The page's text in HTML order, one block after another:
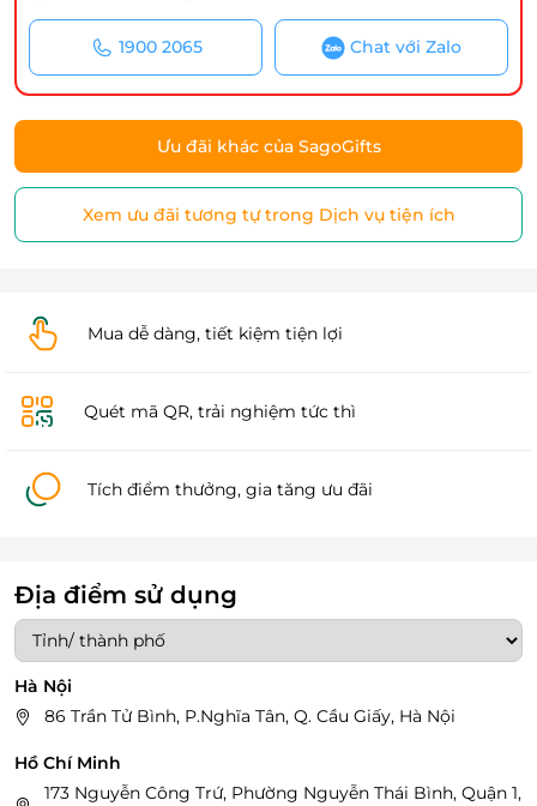
1900 2065 Chat với Zalo
Ưu đãi khác của SagoGifts
Xem ưu đãi tương tự trong Dịch vụ tiện ích
Mua dễ dàng, tiết kiệm tiện lợi
Quét mã QR, trải nghiệm tức thì
Tích điểm thưởng, gia tăng ưu đãi
Địa điểm sử dụng
Hà Nội
86 Trần Tử Bình, P.Nghĩa Tân, Q. Cầu Giấy, Hà Nội
Hồ Chí Minh
173 Nguyễn Công Trứ, Phường Nguyễn Thái Bình, Quận 1,